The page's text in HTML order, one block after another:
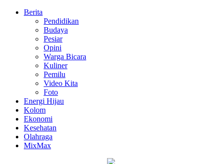
Berita
Pendidikan
Budaya
Pesiar
Opini
Warga Bicara
Kuliner
Pemilu
Video Kita
Foto
Energi Hijau
Kolom
Ekonomi
Kesehatan
Olahraga
MixMax